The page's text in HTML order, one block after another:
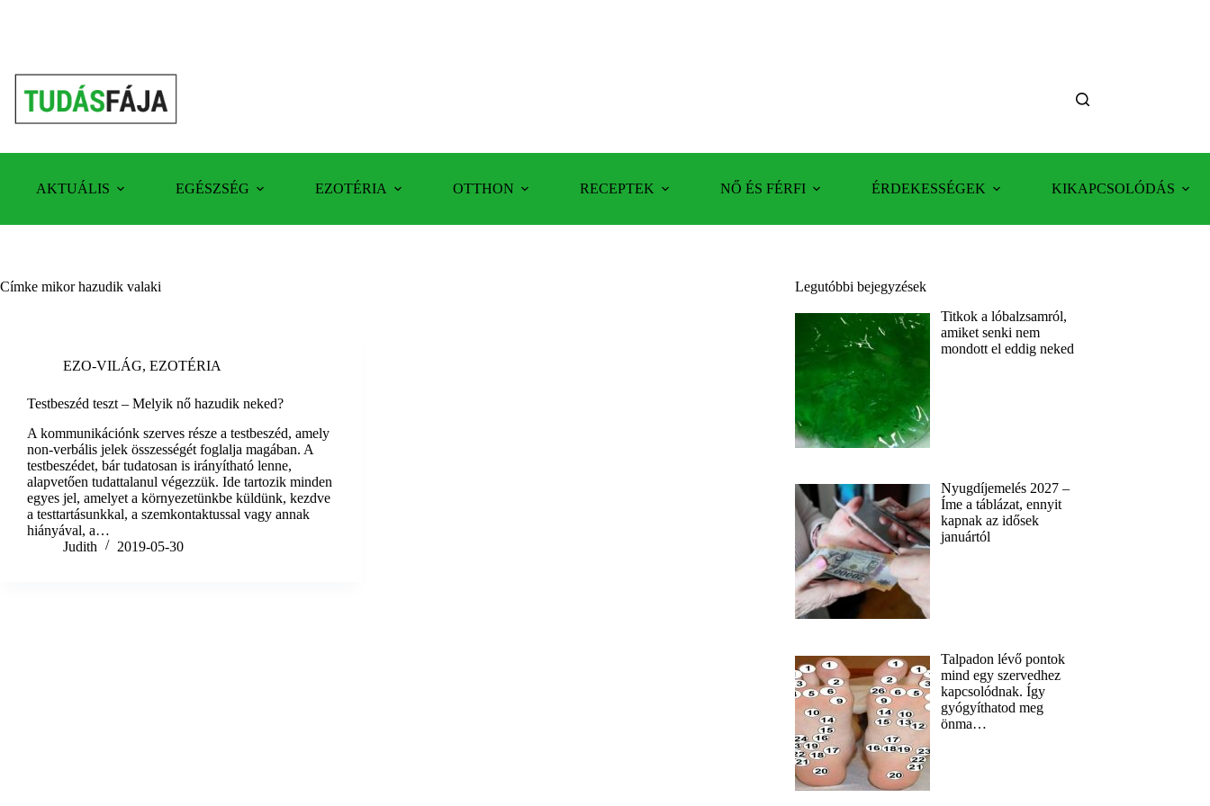
AKTUÁLIS EGÉSZSÉG EZOTÉRIA OTTHON RECEPTEK NŐ ÉS FÉRFI ÉRDEKESSÉGEK KIKAPCSOLÓDÁS
Címke mikor hazudik valaki
EZO-VILÁG, EZOTÉRIA
Testbeszéd teszt – Melyik nő hazudik neked?
A kommunikációnk szerves része a testbeszéd, amely
non-verbális jelek összességét foglalja magában. A
testbeszédet, bár tudatosan is irányítható lenne,
alapvetően tudattalanul végezzük. Ide tartozik minden
egyes jel, amelyet a környezetünkbe küldünk, kezdve
a testtartásunkkal, a szemkontaktussal vagy annak
hiányával, a…
Judith
2019-05-30
Legutóbbi bejegyzések
Titkok a lóbalzsamról,
amiket senki nem
mondott el eddig neked
Nyugdíjemelés 2027 –
Íme a táblázat, ennyit
kapnak az idősek
januártól
Talpadon lévő pontok
mind egy szervedhez
kapcsolódnak. Így
gyógyíthatod meg
önma…